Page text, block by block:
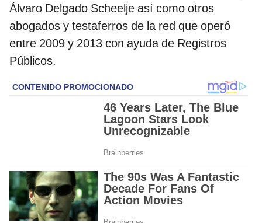
Álvaro Delgado Scheelje así como otros
abogados y testaferros de la red que operó
entre 2009 y 2013 con ayuda de Registros
Públicos.